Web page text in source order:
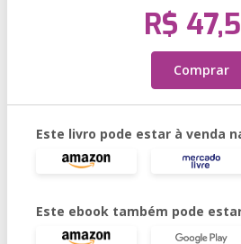
R$
Comprar
Este livro pode estar à venda
Este ebook também pode